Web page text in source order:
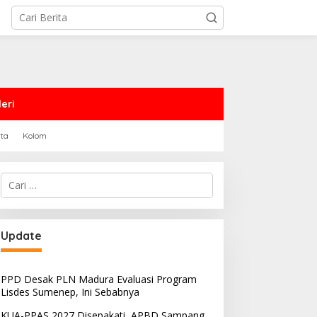
Kolom
Sampang Dukung
Kaum LGBT
Cari
untuk:
Update
PPD Desak PLN Madura Evaluasi Program
Lisdes Sumenep, Ini Sebabnya